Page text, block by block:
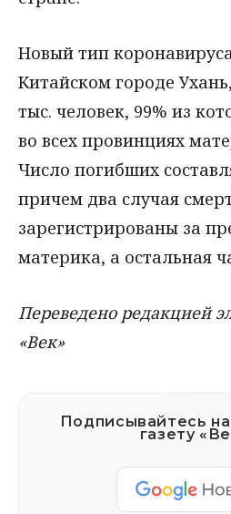
Новый тип
Китайском городе
тыс. человек, 99% из
во всех провинциях
Число погибших
причем два случая
зарегистрированы за
материка, а остальная
Переведено редакцией
«Век»
Подписывайтесь
газету